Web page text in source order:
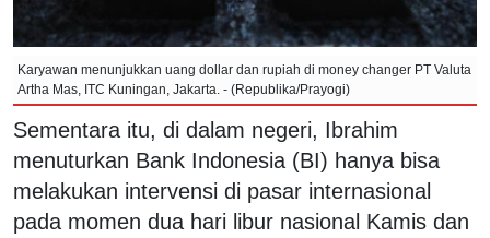
Karyawan menunjukkan uang dollar dan rupiah di money changer PT Valuta
Artha Mas, ITC Kuningan, Jakarta. - (Republika/Prayogi)
Sementara itu, di dalam negeri, Ibrahim
menuturkan Bank Indonesia (BI) hanya bisa
melakukan intervensi di pasar internasional
pada momen dua hari libur nasional Kamis dan